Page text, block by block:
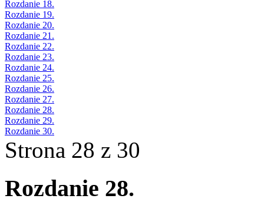
Rozdanie 18.
Rozdanie 19.
Rozdanie 20.
Rozdanie 21.
Rozdanie 22.
Rozdanie 23.
Rozdanie 24.
Rozdanie 25.
Rozdanie 26.
Rozdanie 27.
Rozdanie 28.
Rozdanie 29.
Rozdanie 30.
Strona 28 z 30
Rozdanie 28.